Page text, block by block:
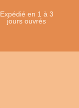
Expédié en 1 à 3
jours ouvrés